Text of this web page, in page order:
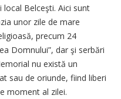
local Belceşti. Aici sunt
unor zile de mare
precum 24
Domnului”, dar şi serbări
nu există un
sau de oriunde, fiind liberi
moment al zilei.